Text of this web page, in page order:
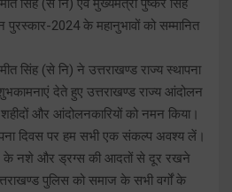
सिंह (से नि) एवं मुख्यमंत्री पुष्कर सिंह
पुरस्कार-2024 के महानुभावों को सम्मानित
सिंह (से नि) ने उत्तराखण्ड राज्य स्थापना
देते हुए उत्तराखण्ड राज्य आंदोलन
और आंदोलनकारियों को नमन किया।
दिवस पर हम सभी एक संकल्प अवश्य लें।
के नशे और ड्रग्स की आदतों से दूर रखने
पुलिस को समाज के सभी वर्गों के